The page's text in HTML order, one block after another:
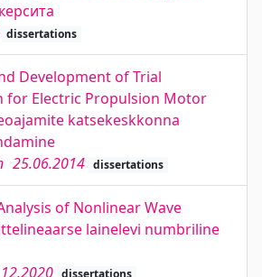
dissertations
Development of Trial
Electric Propulsion Motor
katsekeskkonna
25.06.2014 dissertations
of Nonlinear Wave
lainelevi numbriline
dissertations